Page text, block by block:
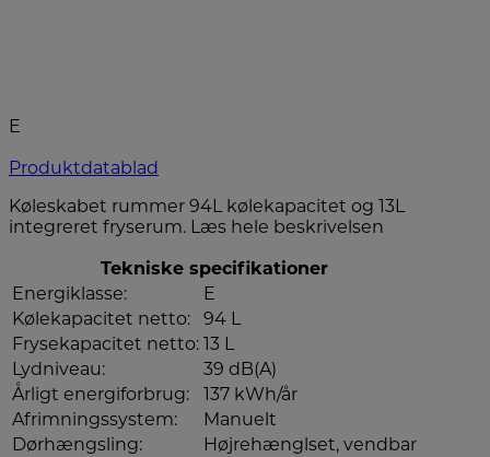
E
Produktdatablad
Køleskabet rummer 94L kølekapacitet og 13L
integreret fryserum. Læs hele beskrivelsen
Tekniske specifikationer
Energiklasse:
E
Kølekapacitet netto:
94 L
Frysekapacitet netto: 13 L
Lydniveau:
39 dB(A)
Årligt energiforbrug:
137 kWh/år
Afrimningssystem:
Manuelt
Dørhængsling:
Højrehænglset, vendbar